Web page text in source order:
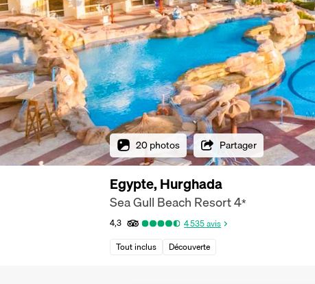
20 photos Partager
Egypte, Hurghada
Sea Gull Beach Resort4*
4,3 4 535avis
Tout inclus
Découverte